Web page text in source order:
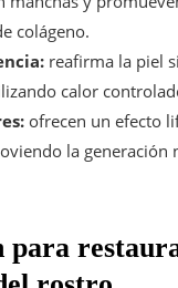
colágeno.
reafirma la piel
calor
ofrecen un efecto
la generación
para